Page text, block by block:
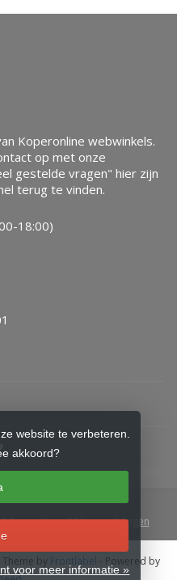
Koperonline webwinkels.
op met onze
gestelde vragen" hier zijn
terug te vinden.
18:00)
Lees 52 beoordelingen
website te verbeteren.
akkoord?
voor meer informatie »
Theme by Frontlabel - Powered by